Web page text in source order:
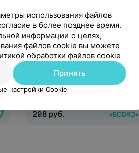
298 руб.
Richter Массажная накидка 887
«BODRO»
298 руб.
использования файлов
в более позднее время.
информации о целях,
файлов cookie вы можете
обработки файлов cookie
Принять
настройки Cookie